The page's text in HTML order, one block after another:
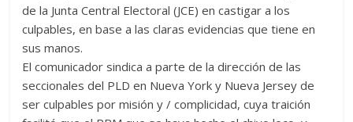
de la Junta Central Electoral (JCE) en castigar a los
culpables, en base a las claras evidencias que tiene en
sus manos.
El comunicador sindica a parte de la dirección de las
seccionales del PLD en Nueva York y Nueva Jersey de
ser culpables por misión y / complicidad, cuya traición